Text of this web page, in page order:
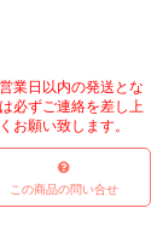
業日以内の発送とな
必ずご連絡を差し上
お願い致します。
この商品の問い合せ